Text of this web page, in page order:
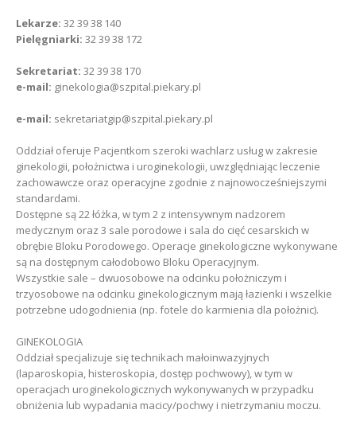
Lekarze: 32 39 38 140
Pielęgniarki: 32 39 38 172
Sekretariat: 32 39 38 170
e-mail: ginekologia@szpital.piekary.pl
e-mail: sekretariatgip@szpital.piekary.pl
Oddział oferuje Pacjentkom szeroki wachlarz usług w zakresie
ginekologii, położnictwa i uroginekologii, uwzględniając leczenie
zachowawcze oraz operacyjne zgodnie z najnowocześniejszymi
standardami.
Dostępne są 22 łóżka, w tym 2 z intensywnym nadzorem
medycznym oraz 3 sale porodowe i sala do cięć cesarskich w
obrębie Bloku Porodowego. Operacje ginekologiczne wykonywane
są na dostępnym całodobowo Bloku Operacyjnym.
Wszystkie sale – dwuosobowe na odcinku położniczym i
trzyosobowe na odcinku ginekologicznym mają łazienki i wszelkie
potrzebne udogodnienia (np. fotele do karmienia dla położnic).
GINEKOLOGIA
Oddział specjalizuje się technikach małoinwazyjnych
(laparoskopia, histeroskopia, dostęp pochwowy), w tym w
operacjach uroginekologicznych wykonywanych w przypadku
obniżenia lub wypadania macicy/pochwy i nietrzymaniu moczu.